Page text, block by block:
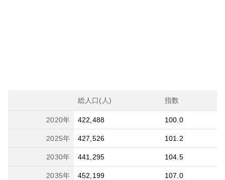
総人口(人) 指数
2020年 422,488 100.0
2025年 427,526 101.2
2030年 441,295 104.5
2035年 452,199 107.0